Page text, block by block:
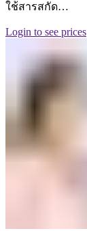
ใช้สารสกัด…
Login to see prices